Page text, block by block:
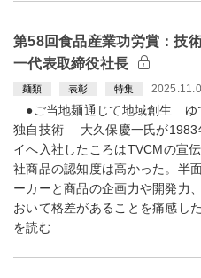
第58回食品産業功労賞：技
一代表取締役社長
麺類 表彰 特集
●ご当地麺通じて地域創生 ゆ
独自技術 大久保慶一氏が1983
イへ入社したころはTVCMの宣
社商品の認知度は高かった。半
ーカーと商品の企画力や開発力
おいて格差があることを痛感し
を読む